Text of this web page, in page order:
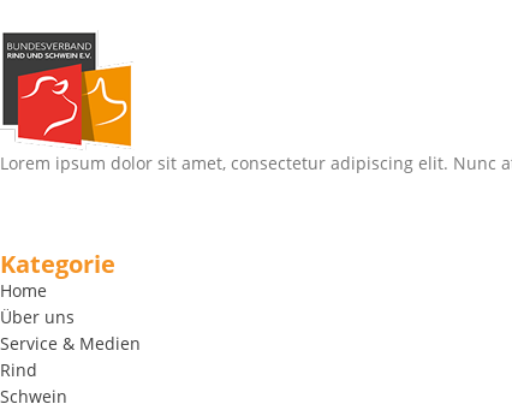
Lorem ipsum dolor sit amet, consectetur adipiscing elit. Nunc
Kategorie
Home
Über uns
Service & Medien
Rind
Schwein